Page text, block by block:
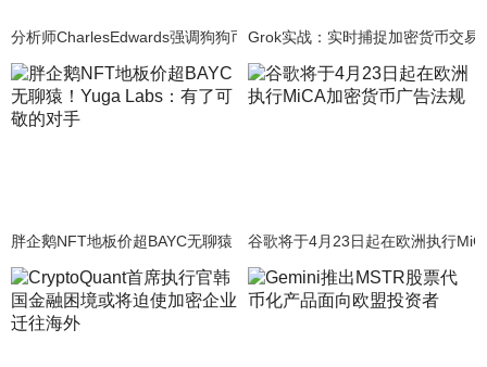
分析师CharlesEdwards强调狗狗币市场主导地位超过量子股票
Grok实战：实时捕捉加密货币交易
胖企鹅NFT地板价超BAYC无聊猿！Yuga Labs：有了可敬的对手
谷歌将于4月23日起在欧洲执行